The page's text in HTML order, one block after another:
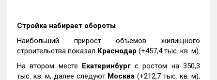
Стройка набирает обороты
Наибольший прирост объемов жилищного
строительства показал Краснодар (+457,4 тыс. кв. м).
На втором месте
Екатеринбургс ростом на 350,3
тыс. кв. м, далее следуют Москва (+212,7 тыс. кв. м),